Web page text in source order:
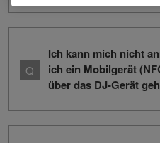
Ich kann mich nicht
ich ein Mobilgerät
über das DJ-Gerät